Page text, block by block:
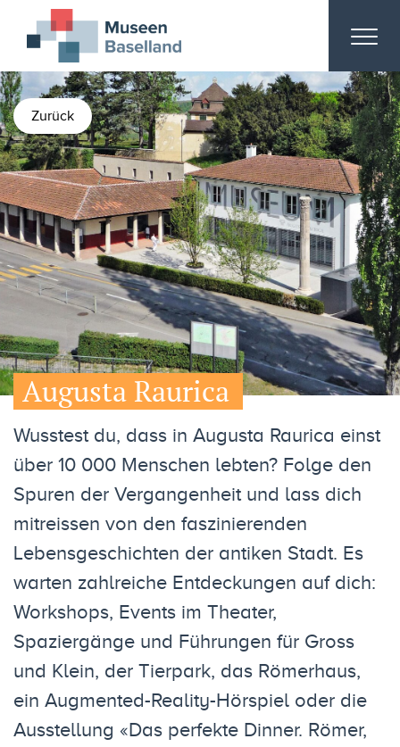
Zurück
Augusta Raurica
Wusstest du, dass in Augusta Raurica einst
über 10 000 Menschen lebten? Folge den
Spuren der Vergangenheit und lass dich
mitreissen von den faszinierenden
Lebensgeschichten der antiken Stadt. Es
warten zahlreiche Entdeckungen auf dich:
Workshops, Events im Theater,
Spaziergänge und Führungen für Gross
und Klein, der Tierpark, das Römerhaus,
ein Augmented-Reality-Hörspiel oder die
Ausstellung «Das perfekte Dinner. Römer,